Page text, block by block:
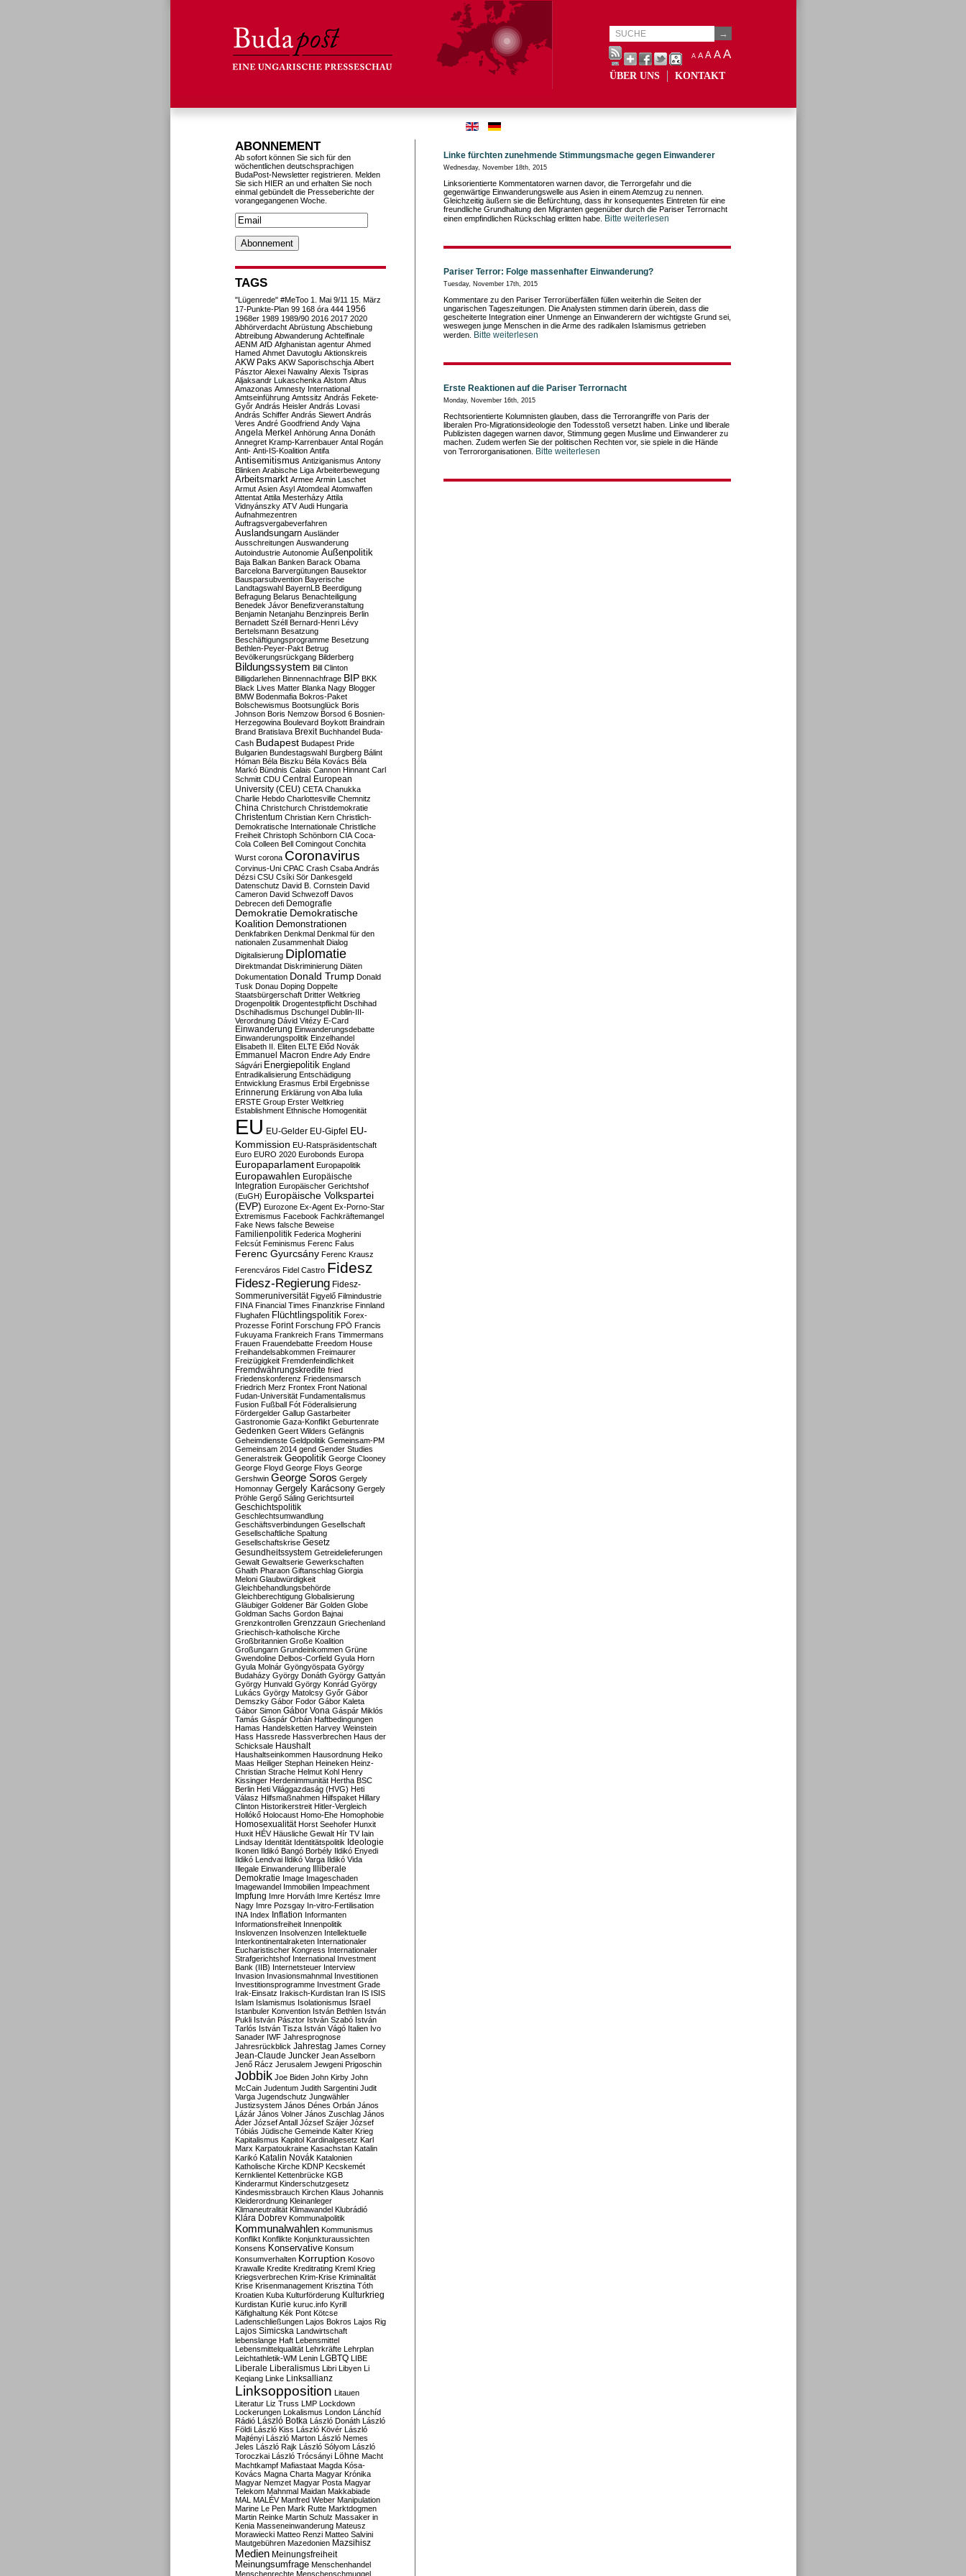
A A A AA
ÜBER UNS KONTAKT
Linke fürchten zunehmende Stimmungsmache gegen Einwanderer
Wednesday, November 18th, 2015
Linksorientierte Kommentatoren warnen davor, die Terrorgefahr und die
gegenwärtige Einwanderungswelle aus Asien in einem Atemzug zu nennen.
Gleichzeitig äußern sie die Befürchtung, dass ihr konsequentes Eintreten für eine
freundliche Grundhaltung den Migranten gegenüber durch die Pariser Terrornacht
einen empfindlichen Rückschlag erlitten habe.
Bitte weiterlesen
Pariser Terror: Folge massenhafter Einwanderung?
Tuesday, November 17th, 2015
Kommentare zu den Pariser Terrorüberfällen füllen weiterhin die Seiten der
ungarischen Tageszeitungen. Die Analysten stimmen darin überein, dass die
gescheiterte Integration einer Unmenge an Einwanderern der wichtigste Grund sei,
weswegen junge Menschen in die Arme des radikalen Islamismus getrieben
werden.
Bitte weiterlesen
Erste Reaktionen auf die Pariser Terrornacht
Monday, November 16th, 2015
Rechtsorientierte Kolumnisten glauben, dass die Terrorangriffe von Paris der
liberalen Pro-Migrationsideologie den Todesstoß versetzt haben. Linke und liberale
Publizisten dagegen warnen davor, Stimmung gegen Muslime und Einwanderer zu
machen. Zudem werfen Sie der politischen Rechten vor, sie spiele in die Hände
von Terrororganisationen.
Bitte weiterlesen
ABONNEMENT
Ab sofort können Sie sich für den
wöchentlichen deutschsprachigen
BudaPost-Newsletter registrieren. Melden
Sie sich HIER an und erhalten Sie noch
einmal gebündelt die Presseberichte der
vorangegangenen Woche.
TAGS
"Lügenrede" #MeToo 1. Mai 9/11 15. März
17-Punkte-Plan 99 168 óra 444 1956
1968er 1989 1989/90 2016 2017 2020
Abhörverdacht Abrüstung Abschiebung
Abtreibung Abwanderung Achtelfinale
AENM AfD Afghanistan agentur Ahmed
Hamed Ahmet Davutoglu Aktionskreis
AKW Paks AKW Saporischschja Albert
Pásztor Alexei Nawalny Alexis Tsipras
Aljaksandr Lukaschenka Alstom Altus
Amazonas Amnesty International
Amtseinführung Amtssitz András Fekete-
Győr András Heisler András Lovasi
András Schiffer András Siewert András
Veres André Goodfriend Andy Vajna
Angela Merkel Anhörung Anna Donáth
Annegret Kramp-Karrenbauer Antal Rogán
Anti- Anti-IS-Koalition Antifa
Antisemitismus Antiziganismus Antony
Blinken Arabische Liga Arbeiterbewegung
Arbeitsmarkt Armee Armin Laschet
Armut Asien Asyl Atomdeal Atomwaffen
Attentat Attila Mesterházy Attila
Vidnyánszky ATV Audi Hungaria
Aufnahmezentren
Auftragsvergabeverfahren
Auslandsungarn Ausländer
Ausschreitungen Auswanderung
Autoindustrie Autonomie Außenpolitik
Baja Balkan Banken Barack Obama
Barcelona Barvergütungen Bausektor
Bausparsubvention Bayerische
Landtagswahl BayernLB Beerdigung
Befragung Belarus Benachteiligung
Benedek Jávor Benefizveranstaltung
Benjamin Netanjahu Benzinpreis Berlin
Bernadett Széll Bernard-Henri Lévy
Bertelsmann Besatzung
Beschäftigungsprogramme Besetzung
Bethlen-Peyer-Pakt Betrug
Bevölkerungsrückgang Bilderberg
Bildungssystem Bill Clinton
Billigdarlehen Binnennachfrage BIP BKK
Black Lives Matter Blanka Nagy Blogger
BMW Bodenmafia Bokros-Paket
Bolschewismus Bootsunglück Boris
Johnson Boris Nemzow Borsod 6 Bosnien-
Herzegowina Boulevard Boykott Braindrain
Brand Bratislava Brexit Buchhandel Buda-
Cash Budapest Budapest Pride
Bulgarien Bundestagswahl Burgberg Bálint
Hóman Béla Biszku Béla Kovács Béla
Markó Bündnis Calais Cannon Hinnant Carl
Schmitt CDU Central European
University (CEU) CETA Chanukka
Charlie Hebdo Charlottesville Chemnitz
China Christchurch Christdemokratie
Christentum Christian Kern Christlich-
Demokratische Internationale Christliche
Freiheit Christoph Schönborn CIA Coca-
Cola Colleen Bell Comingout Conchita
Wurst corona Coronavirus
Corvinus-Uni CPAC Crash Csaba András
Dézsi CSU Csíki Sör Dankesgeld
Datenschutz David B. Cornstein David
Cameron David Schwezoff Davos
Debrecen defi Demografie
Demokratie Demokratische
Koalition Demonstrationen
Denkfabriken Denkmal Denkmal für den
nationalen Zusammenhalt Dialog
Digitalisierung Diplomatie
Direktmandat Diskriminierung Diäten
Dokumentation Donald Trump Donald
Tusk Donau Doping Doppelte
Staatsbürgerschaft Dritter Weltkrieg
Drogenpolitik Drogentestpflicht Dschihad
Dschihadismus Dschungel Dublin-III-
Verordnung Dávid Vitézy E-Card
Einwanderung Einwanderungsdebatte
Einwanderungspolitik Einzelhandel
Elisabeth II. Eliten ELTE Előd Novák
Emmanuel Macron Endre Ady Endre
Ságvári Energiepolitik England
Entradikalisierung Entschädigung
Entwicklung Erasmus Erbil Ergebnisse
Erinnerung Erklärung von Alba Iulia
ERSTE Group Erster Weltkrieg
Establishment Ethnische Homogenität
EU EU-Gelder EU-Gipfel EU-
Kommission EU-Ratspräsidentschaft
Euro EURO 2020 Eurobonds Europa
Europaparlament Europapolitik
Europawahlen Europäische
Integration Europäischer Gerichtshof
(EuGH) Europäische Volkspartei
(EVP) Eurozone Ex-Agent Ex-Porno-Star
Extremismus Facebook Fachkräftemangel
Fake News falsche Beweise
Familienpolitik Federica Mogherini
Felcsút Feminismus Ferenc Falus
Ferenc Gyurcsány Ferenc Krausz
Ferencváros Fidel Castro Fidesz
Fidesz-Regierung Fidesz-
Sommeruniversität Figyelő Filmindustrie
FINA Financial Times Finanzkrise Finnland
Flughafen Flüchtlingspolitik Forex-
Prozesse Forint Forschung FPÖ Francis
Fukuyama Frankreich Frans Timmermans
Frauen Frauendebatte Freedom House
Freihandelsabkommen Freimaurer
Freizügigkeit Fremdenfeindlichkeit
Fremdwährungskredite fried
Friedenskonferenz Friedensmarsch
Friedrich Merz Frontex Front National
Fudan-Universität Fundamentalismus
Fusion Fußball Fót Föderalisierung
Fördergelder Gallup Gastarbeiter
Gastronomie Gaza-Konflikt Geburtenrate
Gedenken Geert Wilders Gefängnis
Geheimdienste Geldpolitik Gemeinsam-PM
Gemeinsam 2014 gend Gender Studies
Generalstreik Geopolitik George Clooney
George Floyd George Floys George
Gershwin George Soros Gergely
Homonnay Gergely Karácsony Gergely
Pröhle Gergő Sáling Gerichtsurteil
Geschichtspolitik
Geschlechtsumwandlung
Geschäftsverbindungen Gesellschaft
Gesellschaftliche Spaltung
Gesellschaftskrise Gesetz
Gesundheitssystem Getreidelieferungen
Gewalt Gewaltserie Gewerkschaften
Ghaith Pharaon Giftanschlag Giorgia
Meloni Glaubwürdigkeit
Gleichbehandlungsbehörde
Gleichberechtigung Globalisierung
Gläubiger Goldener Bär Golden Globe
Goldman Sachs Gordon Bajnai
Grenzkontrollen Grenzzaun Griechenland
Griechisch-katholische Kirche
Großbritannien Große Koalition
Großungarn Grundeinkommen Grüne
Gwendoline Delbos-Corfield Gyula Horn
Gyula Molnár Gyöngyöspata György
Budaházy György Donáth György Gattyán
György Hunvald György Konrád György
Lukács György Matolcsy Győr Gábor
Demszky Gábor Fodor Gábor Kaleta
Gábor Simon Gábor Vona Gáspár Miklós
Tamás Gáspár Orbán Haftbedingungen
Hamas Handelsketten Harvey Weinstein
Hass Hassrede Hassverbrechen Haus der
Schicksale Haushalt
Haushaltseinkommen Hausordnung Heiko
Maas Heiliger Stephan Heineken Heinz-
Christian Strache Helmut Kohl Henry
Kissinger Herdenimmunität Hertha BSC
Berlin Heti Világgazdaság (HVG) Heti
Válasz Hilfsmaßnahmen Hilfspaket Hillary
Clinton Historikerstreit Hitler-Vergleich
Hollókő Holocaust Homo-Ehe Homophobie
Homosexualität Horst Seehofer Hunxit
Huxit HÉV Häusliche Gewalt Hír TV Iain
Lindsay Identität Identitätspolitik Ideologie
Ikonen Ildikó Bangó Borbély Ildikó Enyedi
Ildikó Lendvai Ildikó Varga Ildikó Vida
Illegale Einwanderung Illiberale
Demokratie Image Imageschaden
Imagewandel Immobilien Impeachment
Impfung Imre Horváth Imre Kertész Imre
Nagy Imre Pozsgay In-vitro-Fertilisation
INA Index Inflation Informanten
Informationsfreiheit Innenpolitik
Inslovenzen Insolvenzen Intellektuelle
Interkontinentalraketen Internationaler
Eucharistischer Kongress Internationaler
Strafgerichtshof International Investment
Bank (IIB) Internetsteuer Interview
Invasion Invasionsmahnmal Investitionen
Investitionsprogramme Investment Grade
Irak-Einsatz Irakisch-Kurdistan Iran IS ISIS
Islam Islamismus Isolationismus Israel
Istanbuler Konvention István Bethlen István
Pukli István Pásztor István Szabó István
Tarlós István Tisza István Vágó Italien Ivo
Sanader IWF Jahresprognose
Jahresrückblick Jahrestag James Corney
Jean-Claude Juncker Jean Asselborn
Jenő Rácz Jerusalem Jewgeni Prigoschin
Jobbik Joe Biden John Kirby John
McCain Judentum Judith Sargentini Judit
Varga Jugendschutz Jungwähler
Justizsystem János Dénes Orbán János
Lázár János Volner János Zuschlag János
Áder József Antall József Szájer József
Tóbiás Jüdische Gemeinde Kalter Krieg
Kapitalismus Kapitol Kardinalgesetz Karl
Marx Karpatoukraine Kasachstan Katalin
Karikó Katalin Novák Katalonien
Katholische Kirche KDNP Kecskemét
Kernklientel Kettenbrücke KGB
Kinderarmut Kinderschutzgesetz
Kindesmissbrauch Kirchen Klaus Johannis
Kleiderordnung Kleinanleger
Klimaneutralität Klimawandel Klubrádió
Klára Dobrev Kommunalpolitik
Kommunalwahlen Kommunismus
Konflikt Konflikte Konjunkturaussichten
Konsens Konservative Konsum
Konsumverhalten Korruption Kosovo
Krawalle Kredite Kreditrating Kreml Krieg
Kriegsverbrechen Krim-Krise Kriminalität
Krise Krisenmanagement Krisztina Tóth
Kroatien Kuba Kulturförderung Kulturkrieg
Kurdistan Kurie kuruc.info Kyrill
Käfighaltung Kék Pont Kötcse
Ladenschließungen Lajos Bokros Lajos Rig
Lajos Simicska Landwirtschaft
lebenslange Haft Lebensmittel
Lebensmittelqualität Lehrkräfte Lehrplan
Leichtathletik-WM Lenin LGBTQ LIBE
Liberale Liberalismus Libri Libyen Li
Keqiang Linke Linksallianz
Linksopposition Litauen
Literatur Liz Truss LMP Lockdown
Lockerungen Lokalismus London Lánchíd
Rádió
László Botka László Donáth László
Földi László Kiss László Kövér László
Majtényi László Marton László Nemes
Jeles László Rajk László Sólyom László
Toroczkai László Trócsányi Löhne Macht
Machtkampf Mafiastaat Magda Kósa-
Kovács Magna Charta Magyar Krónika
Magyar Nemzet Magyar Posta Magyar
Telekom Mahnmal Maidan Makkabiade
MAL MALÉV Manfred Weber Manipulation
Marine Le Pen Mark Rutte Marktdogmen
Martin Reinke Martin Schulz Massaker in
Kenia Masseneinwanderung Mateusz
Morawiecki Matteo Renzi Matteo Salvini
Mautgebühren Mazedonien Mazsihisz
Medien Meinungsfreiheit
Meinungsumfrage Menschenhandel
Menschenrechte Menschenschmuggel